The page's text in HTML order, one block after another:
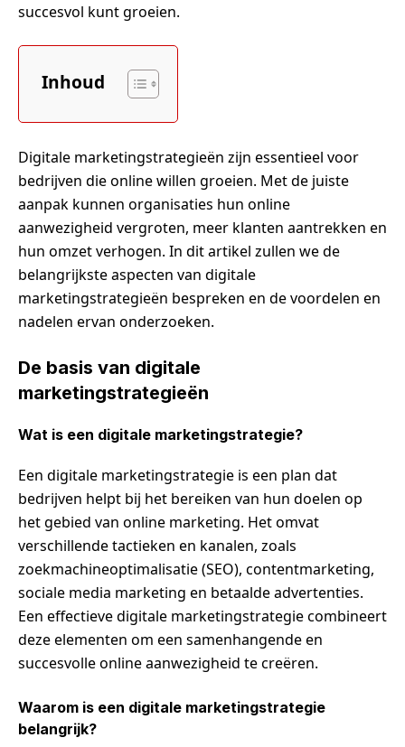
succesvol kunt groeien.
Inhoud
Digitale marketingstrategieën zijn essentieel voor
bedrijven die online willen groeien. Met de juiste
aanpak kunnen organisaties hun online
aanwezigheid vergroten, meer klanten aantrekken en
hun omzet verhogen. In dit artikel zullen we de
belangrijkste aspecten van digitale
marketingstrategieën bespreken en de voordelen en
nadelen ervan onderzoeken.
De basis van digitale
marketingstrategieën
Wat is een digitale marketingstrategie?
Een digitale marketingstrategie is een plan dat
bedrijven helpt bij het bereiken van hun doelen op
het gebied van online marketing. Het omvat
verschillende tactieken en kanalen, zoals
zoekmachineoptimalisatie (SEO), contentmarketing,
sociale media marketing en betaalde advertenties.
Een effectieve digitale marketingstrategie combineert
deze elementen om een samenhangende en
succesvolle online aanwezigheid te creëren.
Waarom is een digitale marketingstrategie
belangrijk?